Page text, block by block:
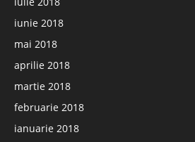
iunie 2018
mai 2018
aprilie 2018
martie 2018
februarie 2018
ianuarie 2018